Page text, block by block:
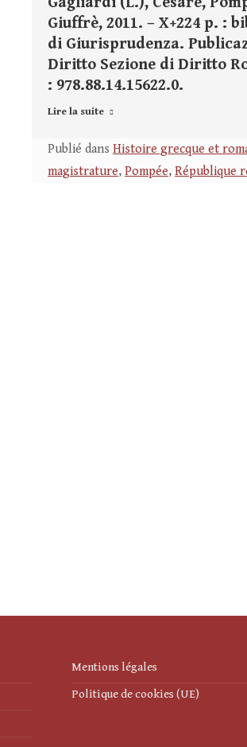
Giuffrè, 2011. – X+224 p. :
di Giurisprudenza.
Diritto Sezione di Diritto
: 978.88.14.15622.0.
Lire la suite
Publié dans Histoire grecque et
magistrature, Pompée, République
Mentions légales
Politique de cookies (UE)